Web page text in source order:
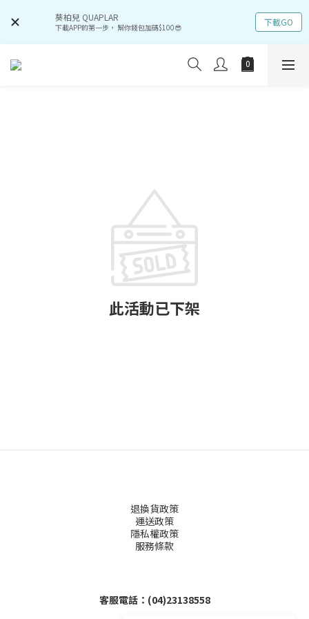
葵柏兒 QUAPLAR
下載APP的第一步， 幫你錢包加碼$100😎 下載GO
此活動已下架
退換貨政策
運送政策
隱私權政策
服務條款
客服電話：(04)23138558